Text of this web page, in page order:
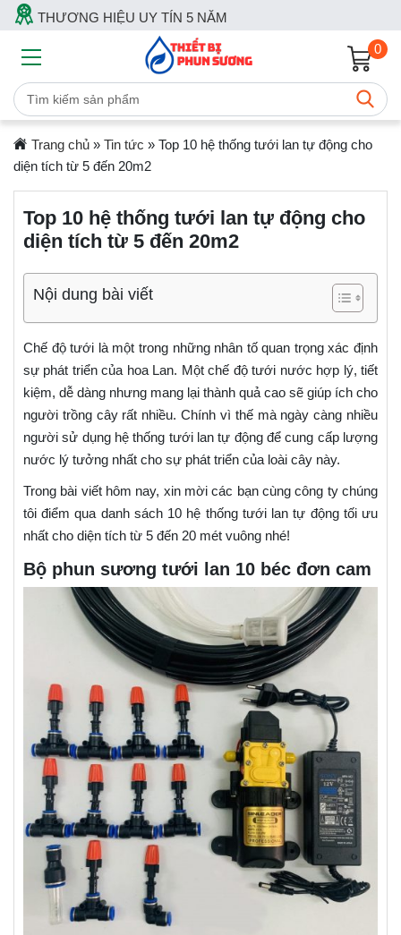
THƯƠNG HIỆU UY TÍN 5 NĂM
0
Trang chủ» Tin tức » Top 10 hệ thống tưới lan tự động cho
diện tích từ 5 đến 20m2
Top 10 hệ thống tưới lan tự động cho
diện tích từ 5 đến 20m2
Nội dung bài viết
Chế độ tưới là một trong những nhân tố quan trọng xác định
sự phát triển của hoa Lan. Một chế độ tưới nước hợp lý, tiết
kiệm, dễ dàng nhưng mang lại thành quả cao sẽ giúp ích cho
người trồng cây rất nhiều. Chính vì thế mà ngày càng nhiều
người sử dụng hệ thống tưới lan tự động để cung cấp lượng
nước lý tưởng nhất cho sự phát triển của loài cây này.
Trong bài viết hôm nay, xin mời các bạn cùng công ty chúng
tôi điểm qua danh sách 10 hệ thống tưới lan tự động tối ưu
nhất cho diện tích từ 5 đến 20 mét vuông nhé!
Bộ phun sương tưới lan 10 béc đơn cam